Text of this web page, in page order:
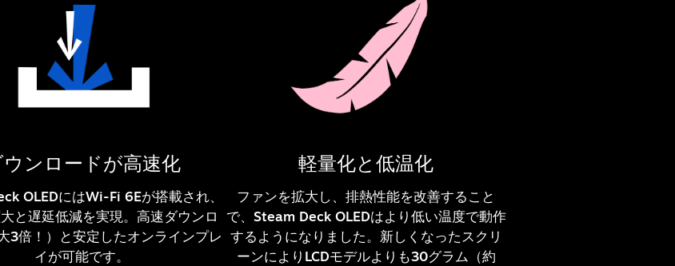
ウンロードが高速化
OLEDにはWi-Fi 6Eが搭載され、
と遅延低減を実現。高速ダウンロ
3倍！）と安定したオンラインプレ
イが可能です。
軽量化と低温化
ファンを拡大し、排熱性能を改善すること
で、Steam Deck OLEDはより低い温度で動作
するようになりました。新しくなったスクリ
ーンによりLCDモデルよりも30グラム（約